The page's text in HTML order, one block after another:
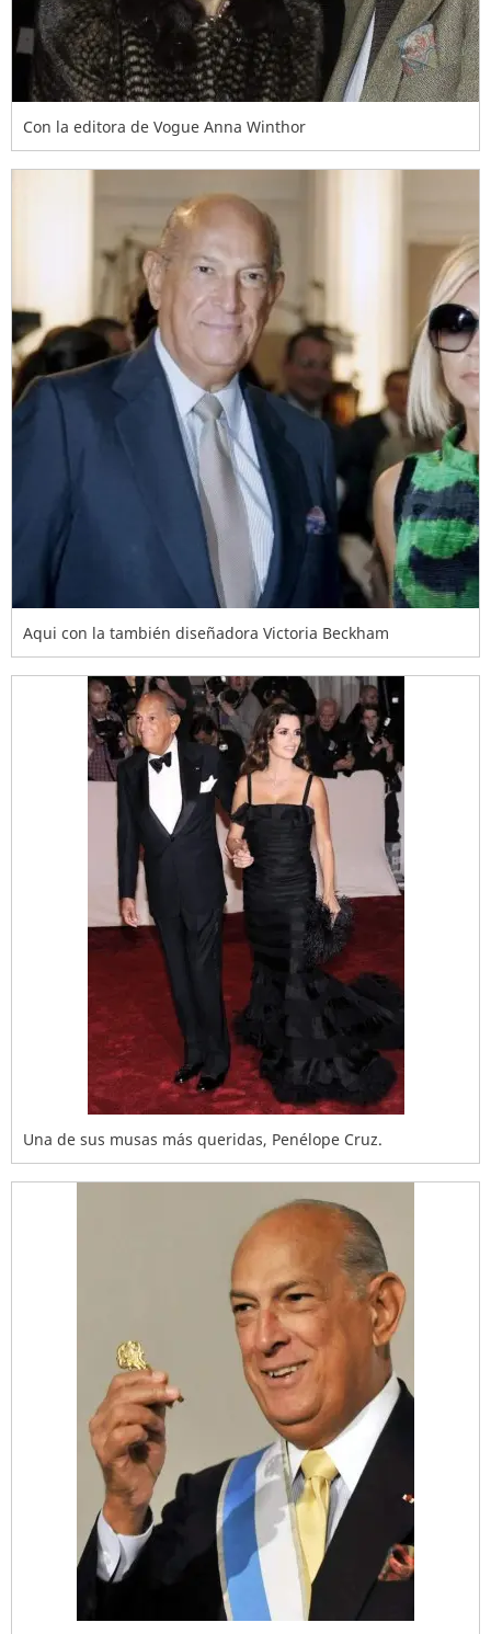
Con la editora de Vogue Anna Winthor
Aqui con la también diseñadora Victoria Beckham
Una de sus musas más queridas, Penélope Cruz.